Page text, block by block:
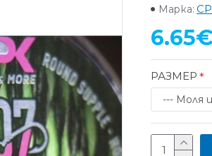
Марка:
РАЗМЕР